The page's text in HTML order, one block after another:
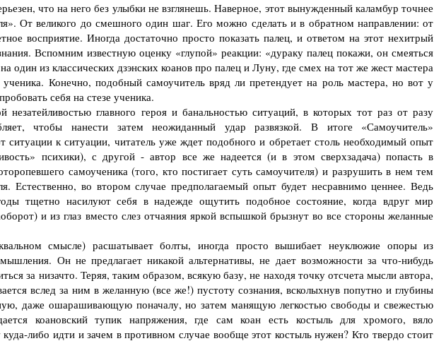
что на него без улыбки не взглянешь. Наверное, этот вынужденный каламбур точнее
От великого до смешного один шаг. Его можно сделать и в обратном направлении: от
восприятие. Иногда достаточно просто показать палец, и ответом на этот нехитрый
Вспомним известную оценку «глупой» реакции: «дураку палец покажи, он смеяться
один из классических дзэнских коанов про палец и Луну, где смех на тот же жест мастера
ученика. Конечно, подобный самоучитель вряд ли претендует на роль мастера, но вот у
себя на стезе ученика.
главного героя и банальностью ситуаций, в которых тот раз от разу
чтобы нанести затем неожиданный удар развязкой. В итоге «Самоучитель»
к ситуации, читатель уже ждет подобного и обретает столь необходимый опыт
психики), с другой - автор все же надеется (и в этом сверхзадача) попасть в
самоученика (того, кто постигает суть самоучителя) и разрушить в нем тем
Естественно, во втором случае предполагаемый опыт будет несравнимо ценнее. Ведь
тщетно насилуют себя в надежде ощутить подобное состояние, когда вдруг мир
и из глаз вместо слез отчаяния яркой вспышкой брызнут во все стороны желанные
смысле) расшатывает болты, иногда просто вышибает неуклюжие опоры из
Он не предлагает никакой альтернативы, не дает возможности за что-нибудь
за низачто. Теряя, таким образом, всякую базу, не находя точку отсчета мысли автора,
вслед за ним в желанную (все же!) пустоту сознания, всколыхнув попутно и глубины
даже ошарашивающую поначалу, но затем манящую легкостью свободы и свежестью
коановский тупик напряжения, где сам коан есть костыль для хромого, вяло
либо идти и зачем в противном случае вообще этот костыль нужен? Кто твердо стоит